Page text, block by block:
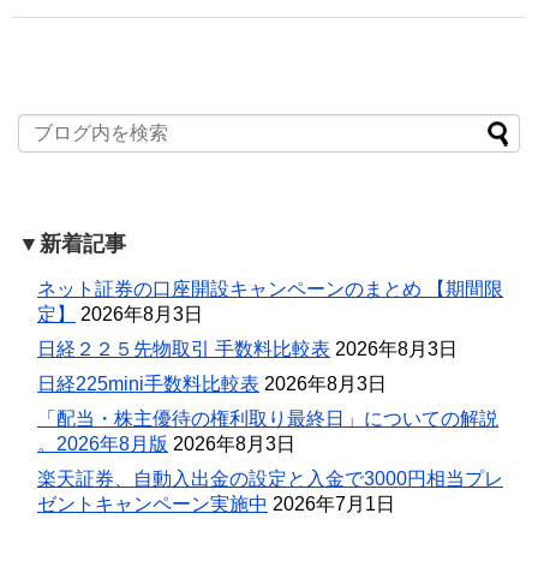
▼新着記事
ネット証券の口座開設キャンペーンのまとめ 【期間限
定】
2026年8月3日
日経２２５先物取引 手数料比較表 2026年8月3日
日経225mini手数料比較表 2026年8月3日
「配当・株主優待の権利取り最終日」についての解説
。2026年8月版 2026年8月3日
楽天証券、自動入出金の設定と入金で3000円相当プレ
ゼントキャンペーン実施中 2026年7月1日